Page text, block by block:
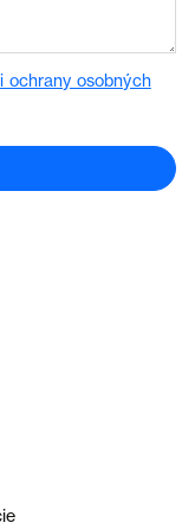
ochrany osobných